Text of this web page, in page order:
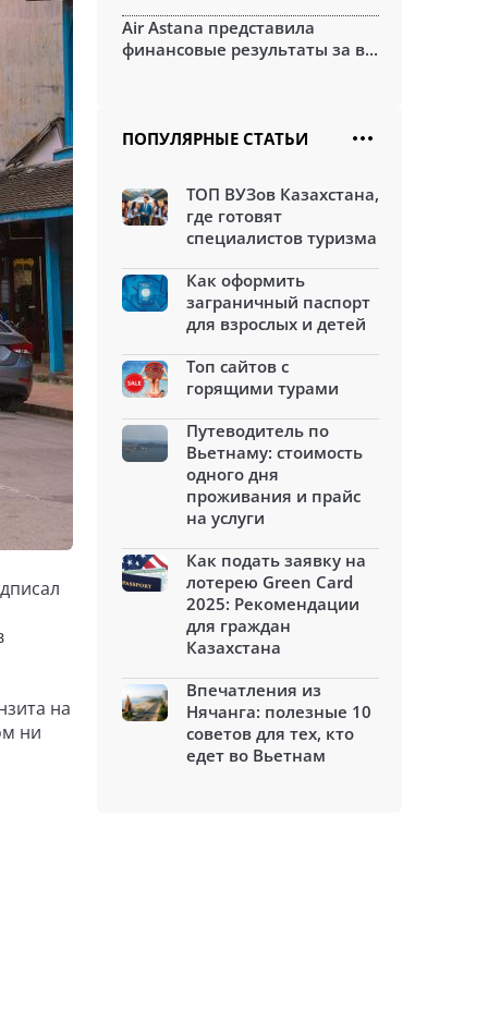
на
ни
Air Astana представила
финансовые результаты за в...
ПОПУЛЯРНЫЕ СТАТЬИ
ТОП ВУЗов Казахстана,
где готовят
специалистов туризма
Как оформить
заграничный паспорт
для взрослых и детей
Топ сайтов с
горящими турами
Путеводитель по
Вьетнаму: стоимость
одного дня
проживания и прайс
на услуги
Как подать заявку на
лотерею Green Card
2025: Рекомендации
для граждан
Казахстана
Впечатления из
Нячанга: полезные 10
советов для тех, кто
едет во Вьетнам